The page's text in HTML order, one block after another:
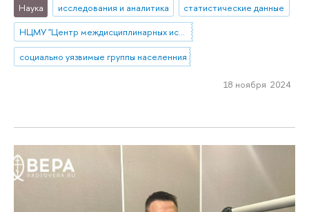
Наука исследования и аналитика
статистические данные
НЦМУ "Центр междисциплинарных исследований человеческого потенциала"
социально уязвимые группы населенния
18 ноября 2024